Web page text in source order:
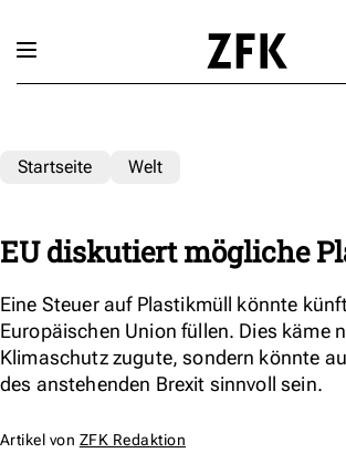
Startseite Welt
EU diskutiert mögliche
Eine Steuer auf Plastikmüll könnte
Europäischen Union füllen. Dies käme
Klimaschutz zugute, sondern könnte
des anstehenden Brexit sinnvoll sein.
Artikel von ZFK Redaktion